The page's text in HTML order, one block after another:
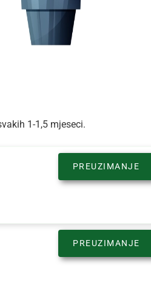
1-1,5 mjeseci.
PREUZIMANJE
PREUZIMANJE